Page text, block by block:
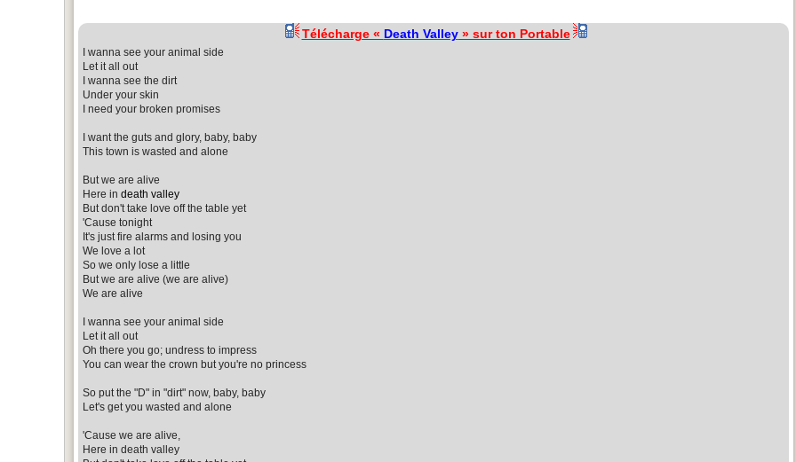
Télécharge « Death Valley» sur ton Portable
I wanna see your animal side
Let it all out
I wanna see the dirt
Under your skin
I need your broken promises
I want the guts and glory, baby, baby
This town is wasted and alone
But we are alive
Here in death valley
But don't take love off the table yet
'Cause tonight
It's just fire alarms and losing you
We love a lot
So we only lose a little
But we are alive (we are alive)
We are alive
I wanna see your animal side
Let it all out
Oh there you go; undress to impress
You can wear the crown but you're no princess
So put the "D" in "dirt" now, baby, baby
Let's get you wasted and alone
'Cause we are alive,
Here in death valley